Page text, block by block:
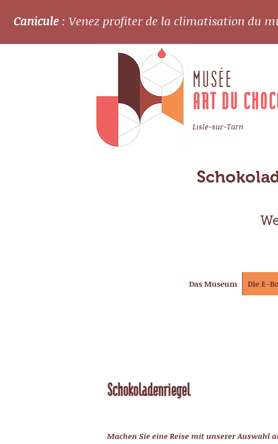
Canicule : Venez profiter de la climatisation du
Lisle-sur-Tarn
MUSÉE
ART DU
Das Museum Die E-
Schokoladenriegel
Machen Sie eine Reise mit unserer Auswahl